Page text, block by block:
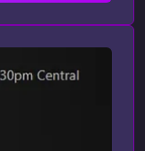
с
на следующий
19,
и работу с